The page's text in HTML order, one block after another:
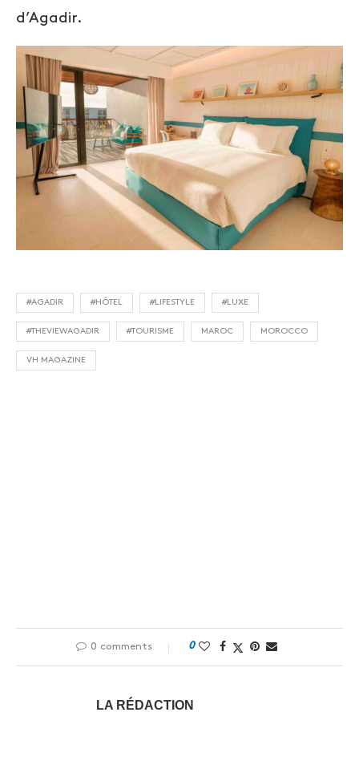
d’Agadir.
#AGADIR #HÔTEL #LIFESTYLE #LUXE
#THEVIEWAGADIR #TOURISME MAROC MOROCCO
VH MAGAZINE
0 comments 0
LA RÉDACTION